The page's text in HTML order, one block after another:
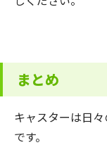
まとめ
キャスターは日
です。